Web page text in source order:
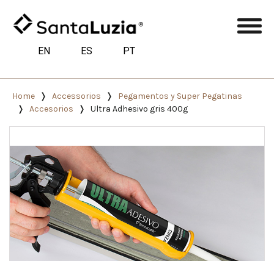
EN ES PT
Home Accessorios
Pegamentos y Super Pegatinas
Accesorios
Ultra Adhesivo gris 400g